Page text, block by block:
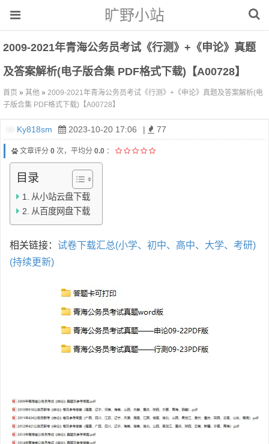
旷野小站
2009-2021年青海公务员考试《行测》+《申论》真题
及答案解析(电子版合集 PDF格式下载)【A00728】
首页 » 其他 » 2009-2021年青海公务员考试《行测》+《申论》真题及答案解析(电
子版合集 PDF格式下载)【A00728】
Ky818sm 2023-10-20 17:06 | 77
文章评分 0 次，平均分 0.0 ：
目录
从小站云盘下载
从百度网盘下载
相关链接： 试卷下载汇总(小学、初中、高中、大学、考研)
(持续更新)